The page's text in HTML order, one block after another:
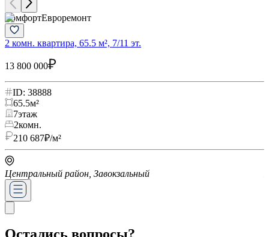
КомфортЕвроремонт
2 комн. квартира, 65.5 м², 7/11 эт.
13 800 000
ID: 38888
65.5м²
7этаж
2комн.
210 687₽/м²
Центральный район, Завокзальный